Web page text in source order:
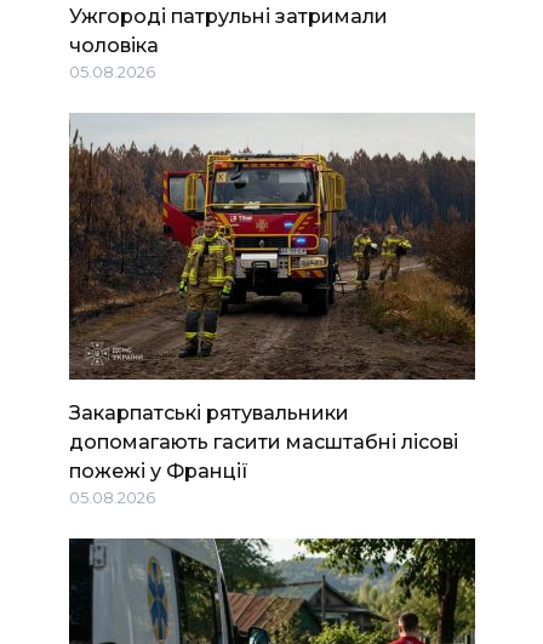
Ужгороді патрульні затримали
чоловіка
05.08.2026
Закарпатські рятувальники
допомагають гасити масштабні лісові
пожежі у Франції
05.08.2026